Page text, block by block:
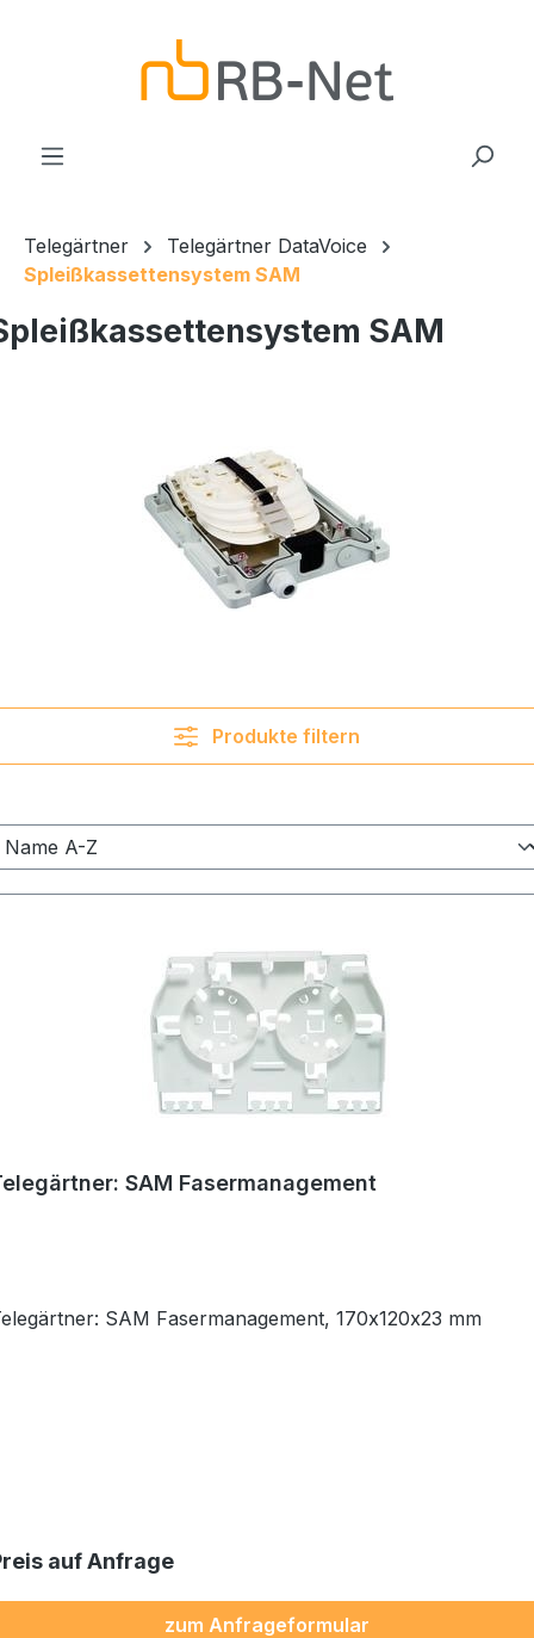
Telegärtner
Telegärtner DataVoice
Spleißkassettensystem SAM
SAM
Produkte filtern
SAM Fasermanagement
Telegärtner: SAM Fasermanagement, 170x120x23 mm
auf Anfrage
zum Anfrageformular